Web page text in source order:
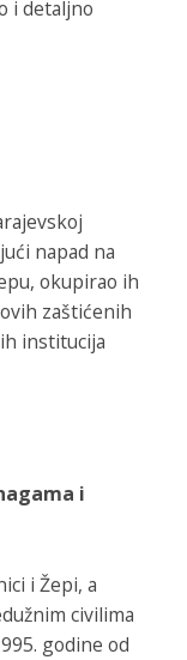
i detaljno
napad na
okupirao ih
zaštićenih
institucija
i
i Žepi, a
civilima
godine od